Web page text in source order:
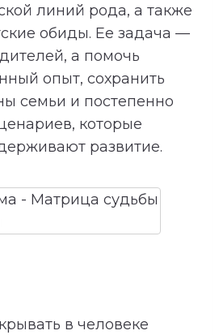
линий рода, а также
обиды. Ее задача —
а помочь
опыт, сохранить
семьи и постепенно
которые
развитие.
в человеке